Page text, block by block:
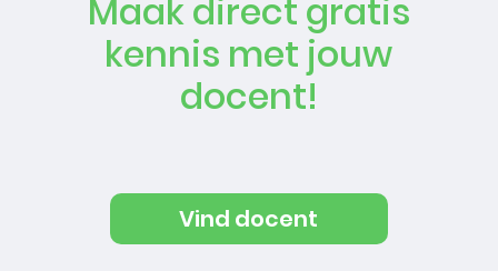
Maak direct gratis
kennis met jouw
docent!
Vind docent